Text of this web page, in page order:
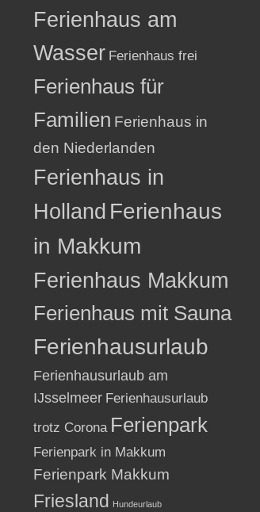
Ferienhaus am
Wasser Ferienhaus frei
Ferienhaus für
Familien Ferienhaus in
den Niederlanden
Ferienhaus in
Holland Ferienhaus
in Makkum
Ferienhaus Makkum
Ferienhaus mit Sauna
Ferienhausurlaub
Ferienhausurlaub am
IJsselmeer Ferienhausurlaub
trotz Corona Ferienpark
Ferienpark in Makkum
Ferienpark Makkum
Friesland Hundeurlaub